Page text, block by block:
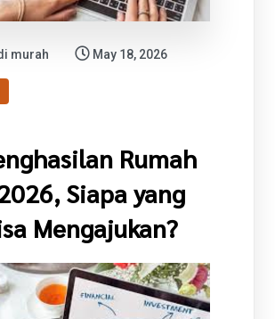
murah May 18, 2026
Rumah
Siapa yang
Mengajukan?